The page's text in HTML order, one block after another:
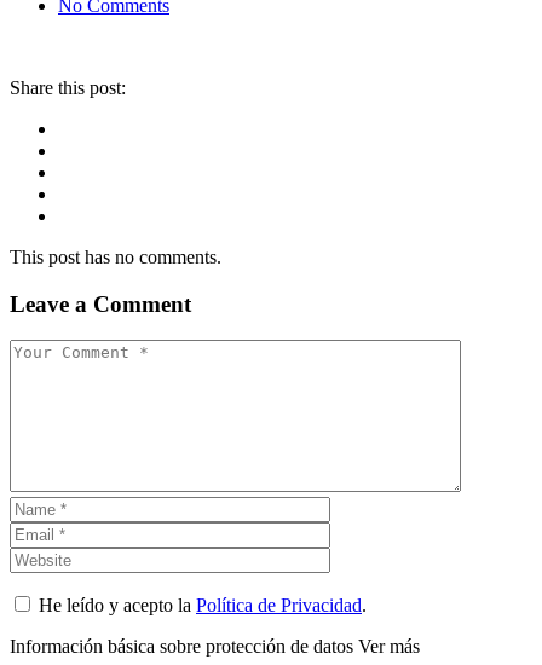
No Comments
Share this post:
This post has no comments.
Leave a Comment
He leído y acepto la Política de Privacidad.
Información básica sobre protección de datos Ver más